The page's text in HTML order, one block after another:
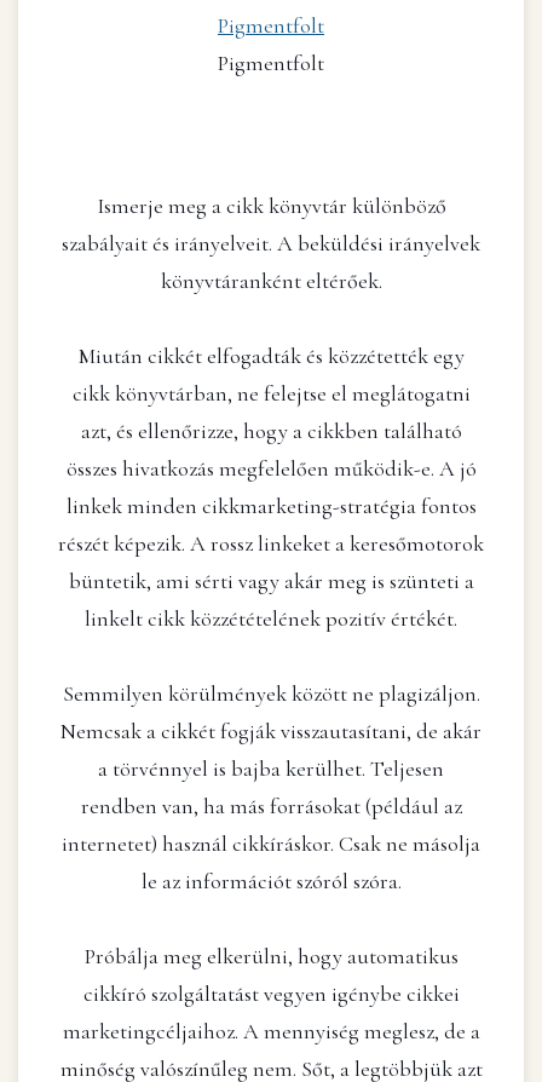
Pigmentfolt
Pigmentfolt
Ismerje meg a cikk könyvtár különböző
szabályait és irányelveit. A beküldési irányelvek
könyvtáranként eltérőek.
Miután cikkét elfogadták és közzétették egy
cikk könyvtárban, ne felejtse el meglátogatni
azt, és ellenőrizze, hogy a cikkben található
összes hivatkozás megfelelően működik-e. A jó
linkek minden cikkmarketing-stratégia fontos
részét képezik. A rossz linkeket a keresőmotorok
büntetik, ami sérti vagy akár meg is szünteti a
linkelt cikk közzétételének pozitív értékét.
Semmilyen körülmények között ne plagizáljon.
Nemcsak a cikkét fogják visszautasítani, de akár
a törvénnyel is bajba kerülhet. Teljesen
rendben van, ha más forrásokat (például az
internetet) használ cikkíráskor. Csak ne másolja
le az információt szóról szóra.
Próbálja meg elkerülni, hogy automatikus
cikkíró szolgáltatást vegyen igénybe cikkei
marketingcéljaihoz. A mennyiség meglesz, de a
minőség valószínűleg nem. Sőt, a legtöbbjük azt